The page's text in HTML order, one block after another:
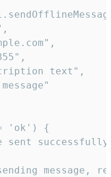
text",
'ok') {
sent
message,